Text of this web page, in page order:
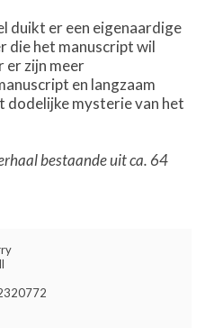
duikt er een eigenaardige
die het manuscript wil
er zijn meer
en langzaam
dodelijke mysterie van het
bestaande uit ca. 64